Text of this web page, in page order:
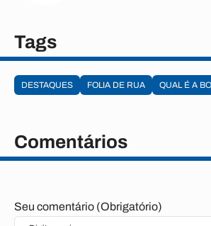
Tags
DESTAQUES FOLIA DE RUA QUAL É A
Comentários
Seu comentário (Obrigatório)